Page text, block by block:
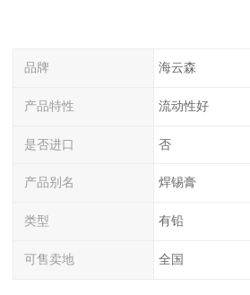
品牌 海云森
产品特性 流动性好
是否进口 否
产品别名 焊锡膏
类型 有铅
可售卖地 全国